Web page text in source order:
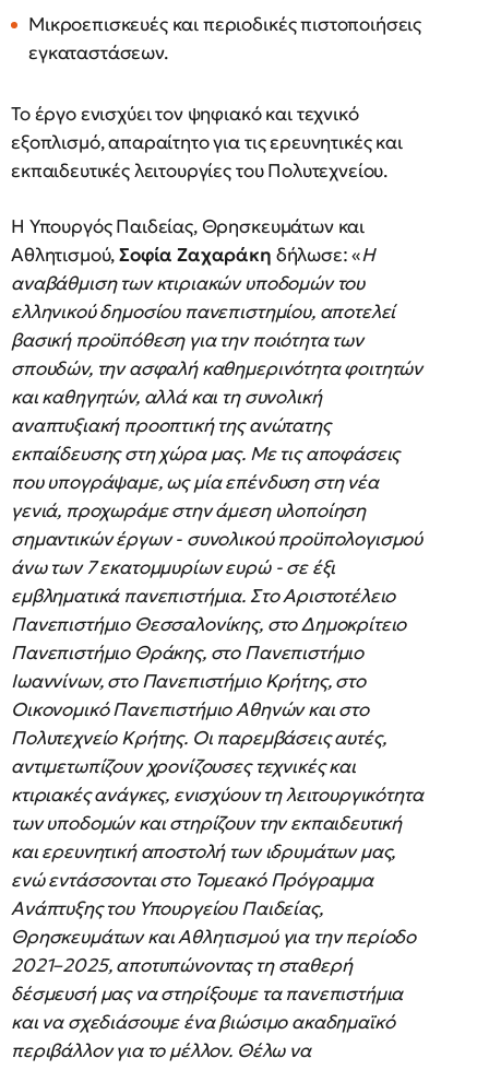
Μικροεπισκευές και περιοδικές πιστοποιήσεις
εγκαταστάσεων.
Το έργο ενισχύει τον ψηφιακό και τεχνικό
εξοπλισμό, απαραίτητο για τις ερευνητικές και
εκπαιδευτικές λειτουργίες του Πολυτεχνείου.
Η Υπουργός Παιδείας, Θρησκευμάτων και
Αθλητισμού,Σοφία Ζαχαράκη δήλωσε: «Η
αναβάθμιση των κτιριακών υποδομών του
ελληνικού δημοσίου πανεπιστημίου, αποτελεί
βασική προϋπόθεση για την ποιότητα των
σπουδών, την ασφαλή καθημερινότητα φοιτητών
και καθηγητών, αλλά και τη συνολική
αναπτυξιακή προοπτική της ανώτατης
εκπαίδευσης στη χώρα μας. Με τις αποφάσεις
που υπογράψαμε, ως μία επένδυση στη νέα
γενιά, προχωράμε στην άμεση υλοποίηση
σημαντικών έργων - συνολικού προϋπολογισμού
άνω των 7 εκατομμυρίων ευρώ - σε έξι
εμβληματικά πανεπιστήμια. Στο Αριστοτέλειο
Πανεπιστήμιο Θεσσαλονίκης, στο Δημοκρίτειο
Πανεπιστήμιο Θράκης, στο Πανεπιστήμιο
Ιωαννίνων, στο Πανεπιστήμιο Κρήτης, στο
Οικονομικό Πανεπιστήμιο Αθηνών και στο
Πολυτεχνείο Κρήτης. Οι παρεμβάσεις αυτές,
αντιμετωπίζουν χρονίζουσες τεχνικές και
κτιριακές ανάγκες, ενισχύουν τη λειτουργικότητα
των υποδομών και στηρίζουν την εκπαιδευτική
και ερευνητική αποστολή των ιδρυμάτων μας,
ενώ εντάσσονται στο Τομεακό Πρόγραμμα
Ανάπτυξης του Υπουργείου Παιδείας,
Θρησκευμάτων και Αθλητισμού για την περίοδο
2021–2025, αποτυπώνοντας τη σταθερή
δέσμευσή μας να στηρίξουμε τα πανεπιστήμια
και να σχεδιάσουμε ένα βιώσιμο ακαδημαϊκό
περιβάλλον για το μέλλον. Θέλω να